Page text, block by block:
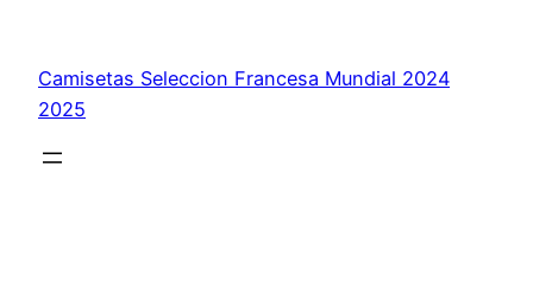
contenido
Camisetas Seleccion Francesa Mundial 2024
2025